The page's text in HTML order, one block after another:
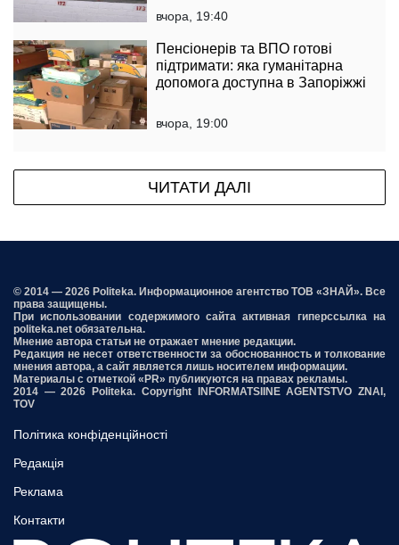
вчора, 19:40
Пенсіонерів та ВПО готові
підтримати: яка гуманітарна
допомога доступна в Запоріжжі
вчора, 19:00
ЧИТАТИ ДАЛІ
© 2014 — 2026 Politeka. Информационное агентство ТОВ «ЗНАЙ». Все
права защищены.
При использовании содержимого сайта активная гиперссылка на
politeka.net обязательна.
Мнение автора статьи не отражает мнение редакции.
Редакция не несет ответственности за обоснованность и толкование
мнения автора, а сайт является лишь носителем информации.
Материалы с отметкой «PR» публикуются на правах рекламы.
2014 — 2026 Politeka. Copyright INFORMATSIINE AGENTSTVO ZNAI,
TOV
Політика конфіденційності
Редакція
Реклама
Контакти